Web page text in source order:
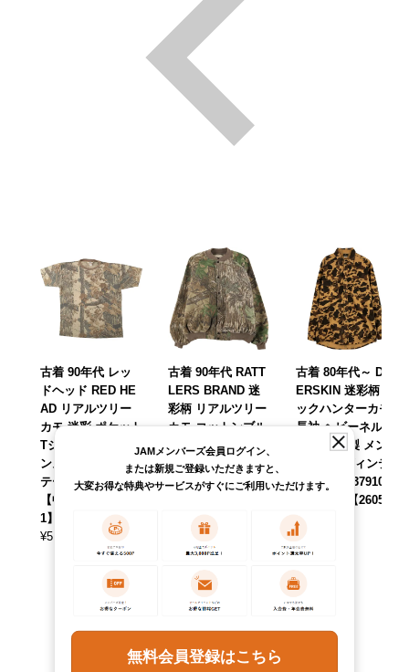
古着 90年代 レッ
ドヘッド RED HE
AD リアルツリー
カモ 迷彩 ポケット
Tシャツ USA製 メ
ンズXL相当 ヴィン
テージ /eaa653957
【中古】 【26071
1】
¥5,390
古着 90年代 RATT
LERS BRAND 迷
彩柄 リアルツリー
カモ コットンブル
ゾン USA製 メン
ズXXL相当 ヴィン
テージ /eaa625804
8,690(税込)
古着 80年代～ DE
ERSKIN 迷彩柄 ダ
ックハンターカモ
長袖 ヘビーネルシ
ャツ USA製 メン
ズL相当 ヴィンテ
ージ /eaa637910
【中古】 【26051
4】
¥
JAMメンバーズ会員ログイン、
または新規ご登録いただきますと、
大変お得な特典やサービスがすぐにご利用いただけます。
無料会員登録はこちら